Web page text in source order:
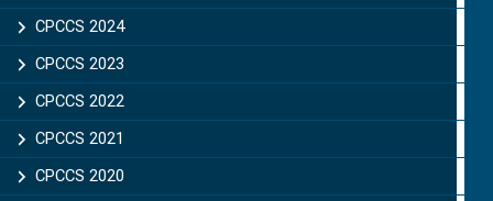
CPCCS 2024
CPCCS 2023
CPCCS 2022
CPCCS 2021
CPCCS 2020